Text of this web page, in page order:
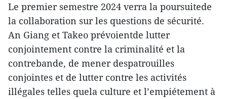
Le premier semestre 2024 verra la poursuitede
la collaboration sur les questions de sécurité.
An Giang et Takeo prévoientde lutter
conjointement contre la criminalité et la
contrebande, de mener despatrouilles
conjointes et de lutter contre les activités
illégales telles quela culture et l’empiétement à